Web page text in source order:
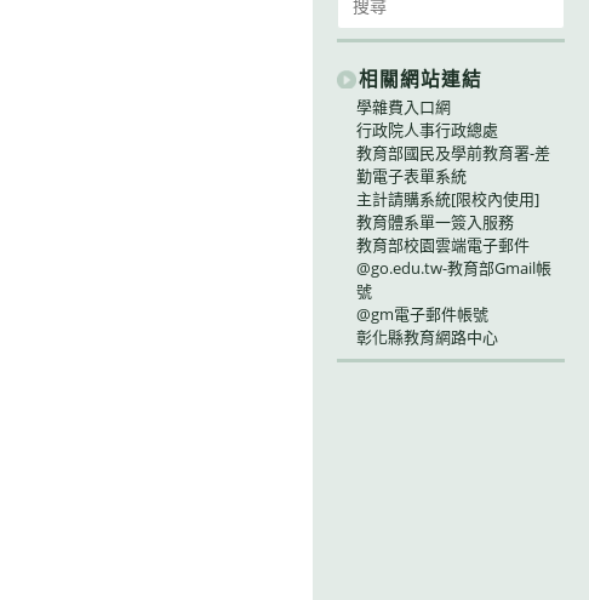
for:
相關網站連結
學雜費入口網
行政院人事行政總處
教育部國民及學前教育署-差
勤電子表單系統
主計請購系統[限校內使用]
教育體系單一簽入服務
教育部校園雲端電子郵件
@go.edu.tw-教育部Gmail帳
號
@gm電子郵件帳號
彰化縣教育網路中心